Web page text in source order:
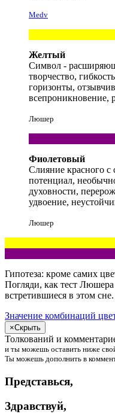
Medv
Желтый
Символ -
творчество,
горизонты,
всепроникновение,
Люшер
Фиолетовый
Слияние красного с
потенциал,
духовности,
удвоение,
Люшер
Гипотеза: кроме самих
Погляди, как тест
встретившиеся в этом сне.
Значение комбинаций
×Скрыть
Толкований и
и ты можешь оставить ниже
Ты можешь дополнить в
Представься,
Здравствуй,